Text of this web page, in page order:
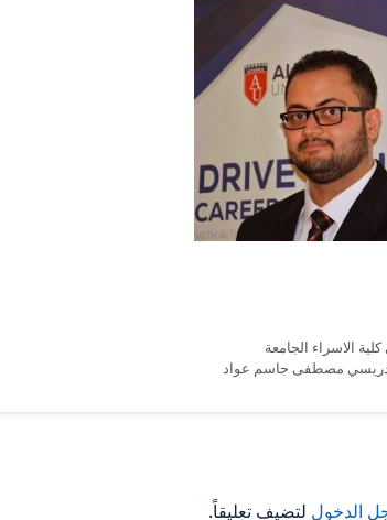
الاسراء الجامعة
مصطفى جاسم عواد
الدخول لتضيف تعليقاً.